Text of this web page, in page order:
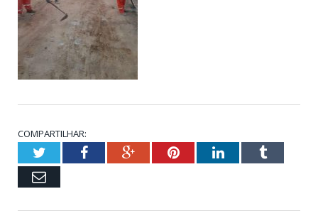
COMPARTILHAR:
TwitterFacebookGoogle+PinterestLinkedInTumblr
Email